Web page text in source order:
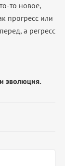
то новое,
прогресс или
а регресс
эволюция.